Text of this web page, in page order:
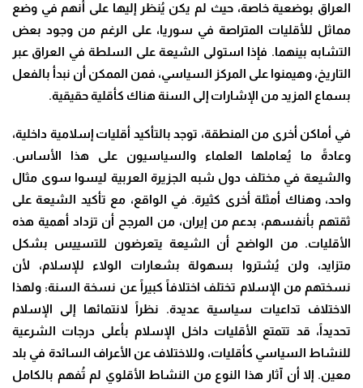
العراق بوضعية خاصة، حيث لم يكن يُنظر إليها على أنهم في وضع
مماثل للأقليات المتراصة في سوريا، على الرغم من وجود بعض
التشابه بينهما. فإذا استولى الشيعة على السلطة في العراق عبر
التاريخ، وهيمنوا على المركز السياسي، فمن الممكن أن نبدأ بالفعل
بسماع المزيد من الإشارات إلى السنة هناك كأقلية حقيقية.
في أماكن أخرى من المنطقة، توجد بالتأكيد أقليات إسلامية داخلية،
وعادةً ما يُعاملها العلماء والسياسيون على هذا الأساس.
والشيعة في مختلف دول شبه الجزيرة العربية ليسوا سوى مثال
واحد، وهناك أمثلة أخرى كثيرة. في الواقع، مع تأكيد الشيعة على
ثقتهم بأنفسهم، بدعم من إيران، من المرجح أن تزداد أهمية هذه
الأقليات. من الواضح أن الشيعة يتعرضون للتسييس بشكل
متزايد، ولن يُشتروا بسهولة بشعارات الولاء للإسلام، لأن
نسختهم من الإسلام تختلف اختلافاً كبيراً عن نسخة السنة: ولهذا
الاختلاف تداعيات سياسية عديدة. نظراً لانتمائها إلى الإسلام
تحديداً، قد تتمتع الأقليات داخل الإسلام بأعلى درجات الشرعية
للنشاط السياسي كأقليات، وللاختلاف عن الأعراف السائدة في بلد
معين. إلا أن آثار هذا النوع من النشاط الأقلوي لم تُفهم بالكامل